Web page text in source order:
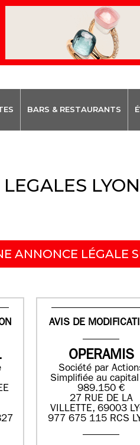
BARS & RESTAURANTS
ANNONCE LÉGALE
AVIS DE
OPERAMIS
Société par
Simplifiée au
989.150 €
27 RUE DE LA
VILLETTE, 69003
977 675 115 RCS